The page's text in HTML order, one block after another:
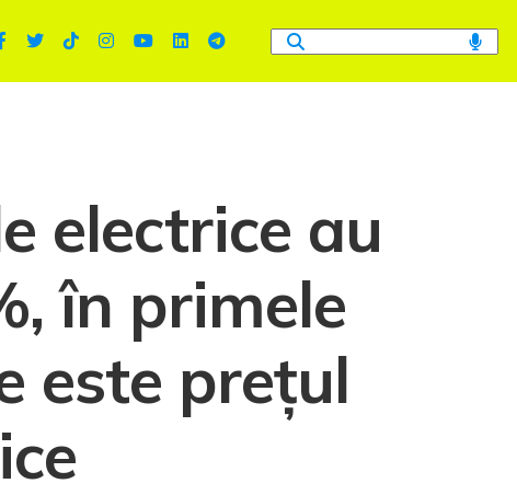
electrice au
în primele
este prețul